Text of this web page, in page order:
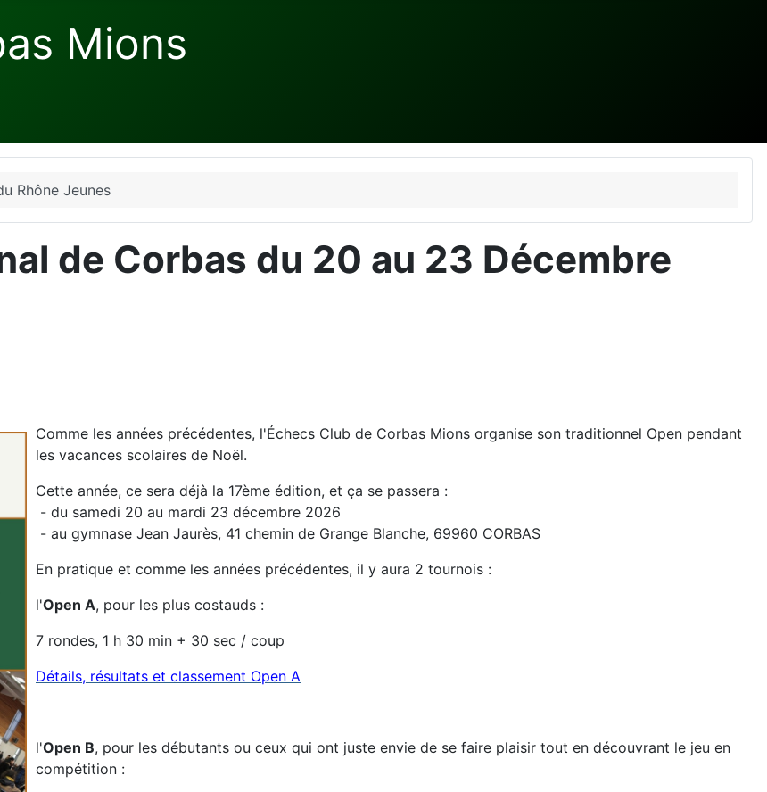
Mions
Rhône Jeunes
de Corbas du 20 au 23 Décembre
Comme les années précédentes, l'Échecs Club de Corbas Mions organise son traditionnel Open pendant
les vacances scolaires de Noël.
Cette année, ce sera déjà la 17ème édition, et ça se passera :
- du samedi 20 au mardi 23 décembre 2026
- au gymnase Jean Jaurès, 41 chemin de Grange Blanche, 69960 CORBAS
En pratique et comme les années précédentes, il y aura 2 tournois :
l'Open A, pour les plus costauds :
7 rondes, 1 h 30 min + 30 sec / coup
Détails, résultats et classement Open A
l'Open B, pour les débutants ou ceux qui ont juste envie de se faire plaisir tout en découvrant le jeu en
compétition :